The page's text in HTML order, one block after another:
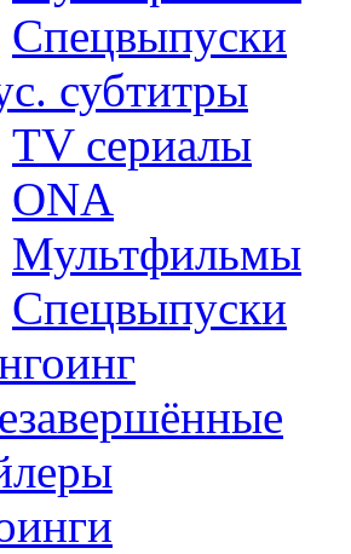
Спецвыпуски
субтитры
TV сериалы
ONA
Мультфильмы
Спецвыпуски